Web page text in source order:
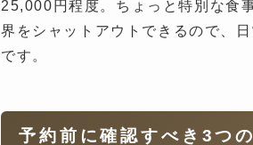
25,000円程度。ちょっと特別な食
界をシャットアウトできるので、
です。
予約前に確認すべき3つ